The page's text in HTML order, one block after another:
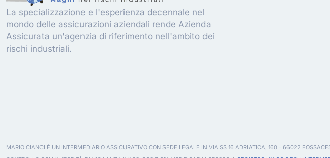
La specializzazione e l'esperienza decennale nel
mondo delle assicurazioni aziendali rende Azienda
Assicurata un'agenzia di riferimento nell'ambito dei
rischi industriali.
MARIO CIANCI È UN INTERMEDIARIO ASSICURATIVO CON SEDE LEGALE IN VIA SS 16 ADRIATICA, 160 - 66022